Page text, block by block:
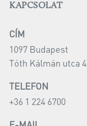
KAPCSOLAT
CÍM
1097 Budapest
Tóth Kálmán utca 4.
TELEFON
+36 1 224 6700